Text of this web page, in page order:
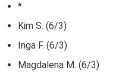
*
Kim S. (6/3)
Inga F. (6/3)
Magdalena M. (6/3)